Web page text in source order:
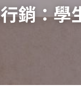
銷：學